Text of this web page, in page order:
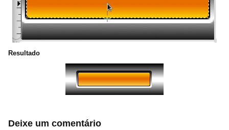
Resultado
Deixe um comentário